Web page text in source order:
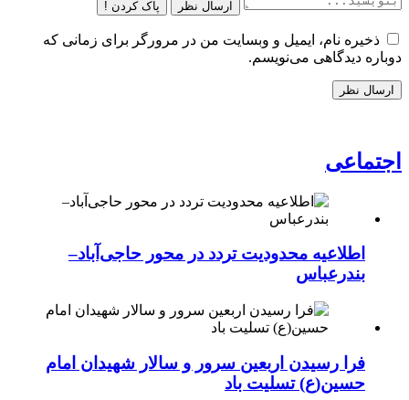
ارسال نظر پاک کردن !
ذخیره نام، ایمیل و وبسایت من در مرورگر برای زمانی که
دوباره دیدگاهی می‌نویسم.
اجتماعی
اطلاعیه محدودیت تردد در محور حاجی‌آباد–
بندرعباس
فرا رسیدن اربعین سرور و سالار شهیدان امام
حسین(ع) تسلیت باد